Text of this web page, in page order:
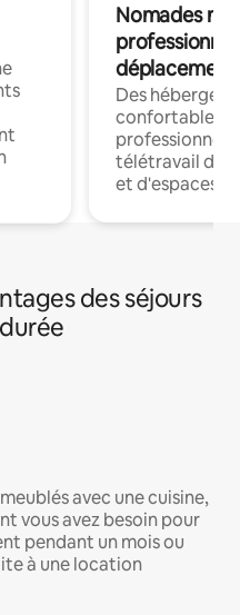
Nomades
déplacement
Des
confortables
professionnels
télétravail
et d'espaces
des séjours
avec une cuisine,
vous avez besoin pour
pendant un mois ou
à une location